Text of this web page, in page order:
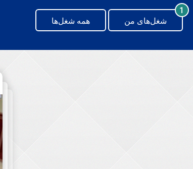
generating new hash
همه شغل‌ها شغل‌های من
1